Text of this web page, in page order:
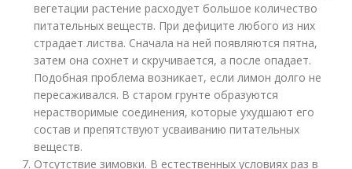
вегетации растение расходует большое количество
питательных веществ. При дефиците любого из них
страдает листва. Сначала на ней появляются пятна,
затем она сохнет и скручивается, а после опадает.
Подобная проблема возникает, если лимон долго не
пересаживался. В старом грунте образуются
нерастворимые соединения, которые ухудшают его
состав и препятствуют усваиванию питательных
веществ.
Отсутствие зимовки. В естественных условиях раз в